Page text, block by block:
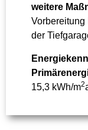
weitere
der
15,3 kWh/m2